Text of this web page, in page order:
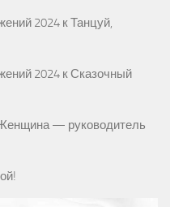
2024 кТанцуй,
2024 кСказочный
— руководитель